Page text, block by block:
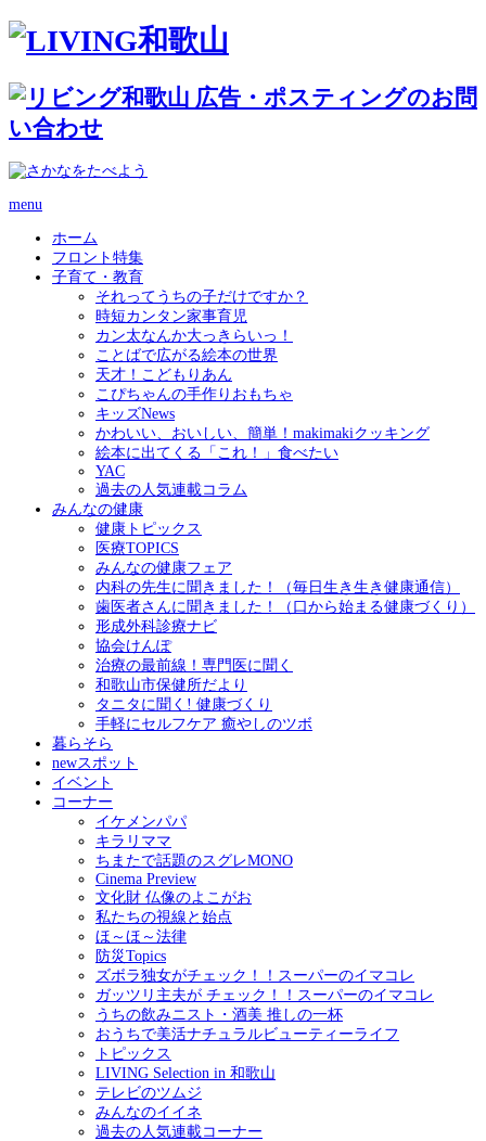
menu
ホーム
フロント特集
子育て・教育
それってうちの子だけですか？
時短カンタン家事育児
カン太なんか大っきらいっ！
ことばで広がる絵本の世界
天才！こどもりあん
こぴちゃんの手作りおもちゃ
キッズNews
かわいい、おいしい、簡単！makimakiクッキング
絵本に出てくる「これ！」食べたい
YAC
過去の人気連載コラム
みんなの健康
健康トピックス
医療TOPICS
みんなの健康フェア
内科の先生に聞きました！（毎日生き生き健康通信）
歯医者さんに聞きました！（口から始まる健康づくり）
形成外科診療ナビ
協会けんぽ
治療の最前線！専門医に聞く
和歌山市保健所だより
タニタに聞く! 健康づくり
手軽にセルフケア 癒やしのツボ
暮らそら
newスポット
イベント
コーナー
イケメンパパ
キラリママ
ちまたで話題のスグレMONO
Cinema Preview
文化財 仏像のよこがお
私たちの視線と始点
ほ～ほ～法律
防災Topics
ズボラ独女がチェック！！スーパーのイマコレ
ガッツリ主夫が チェック！！スーパーのイマコレ
うちの飲みニスト・酒美 推しの一杯
おうちで美活ナチュラルビューティーライフ
トピックス
LIVING Selection in 和歌山
テレビのツムジ
みんなのイイネ
過去の人気連載コーナー